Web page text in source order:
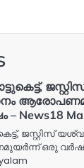
News18
ജസ്റ്റിസ്
ഒരു